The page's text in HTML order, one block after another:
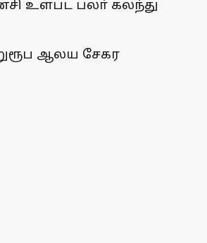
உள்பட பலா் கலந்து
ஆலய சேகர